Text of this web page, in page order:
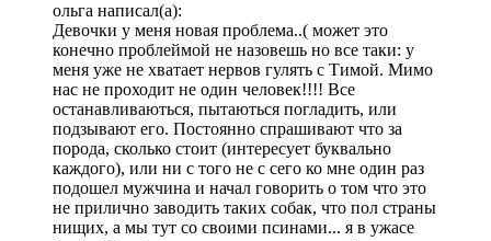
ольга написал(а):
Девочки у меня новая проблема..( может это
конечно проблеймой не назовешь но все таки: у
меня уже не хватает нервов гулять с Тимой. Мимо
нас не проходит не один человек!!!! Все
останавливаються, пытаються погладить, или
подзывают его. Постоянно спрашивают что за
порода, сколько стоит (интересует буквально
каждого), или ни с того не с сего ко мне один раз
подошел мужчина и начал говорить о том что это
не прилично заводить таких собак, что пол страны
нищих, а мы тут со своими псинами... я в ужасе